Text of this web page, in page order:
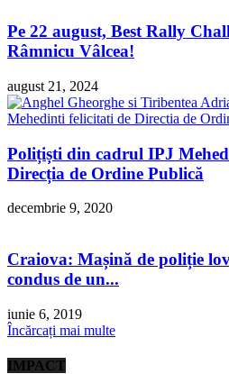
Pe 22 august, Best Rally
Râmnicu Vâlcea!
august 21, 2024
Polițiști din cadrul IPJ
Direcția de Ordine Publică
decembrie 9, 2020
Craiova: Mașină de poliție
condus de un...
iunie 6, 2019
Încărcați mai multe
IMPACT